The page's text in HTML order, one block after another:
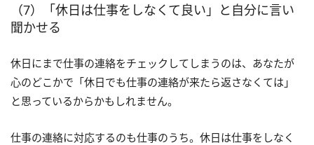
（7）「休日は仕事をしなくて良い」と自分に言い
聞かせる
休日にまで仕事の連絡をチェックしてしまうのは、あなたが
心のどこかで「休日でも仕事の連絡が来たら返さなくては」
と思っているからかもしれません。
仕事の連絡に対応するのも仕事のうち。休日は仕事をしなく